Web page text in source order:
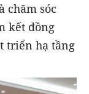
chăm sóc
kết đồng
triển hạ tầng